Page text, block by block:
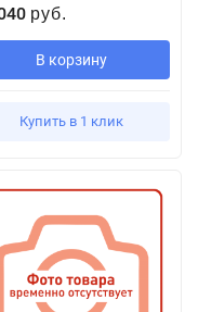
руб.
В корзину
Купить в 1 клик